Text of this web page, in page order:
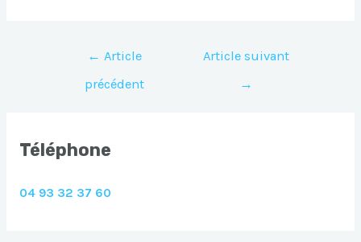
Navigation
l’article
← Article
précédent
Article suivant
→
Téléphone
04 93 32 37 60